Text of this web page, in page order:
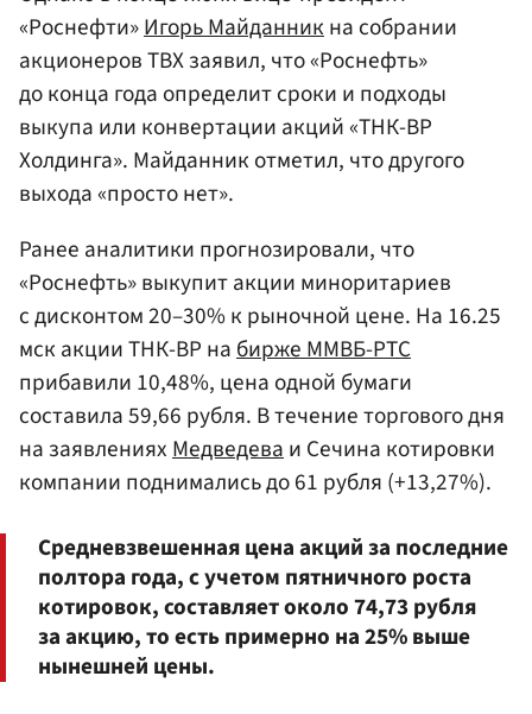
«Роснефти»Игорь Майданникна собрании
акционеров ТВХ заявил, что «Роснефть»
до конца года определит сроки и подходы
выкупа или конвертации акций «ТНК-ВР
Холдинга». Майданник отметил, что другого
выхода «просто нет».
Ранее аналитики прогнозировали, что
«Роснефть» выкупит акции миноритариев
с дисконтом 20–30% к рыночной цене. На 16.25
мск акции ТНК-ВР набирже ММВБ-РТС
прибавили 10,48%, цена одной бумаги
составила 59,66 рубля. В течение торгового дня
на заявленияхМедведеваи Сечина котировки
компании поднимались до 61 рубля (+13,27%).
Средневзвешенная цена акций за последние
полтора года, с учетом пятничного роста
котировок, составляет около 74,73 рубля
за акцию, то есть примерно на 25% выше
нынешней цены.